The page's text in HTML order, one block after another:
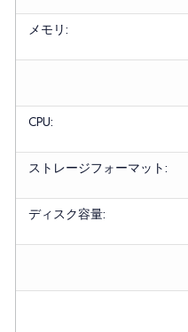
メモリ:
CPU:
ストレージフォーマット:
ディスク容量: